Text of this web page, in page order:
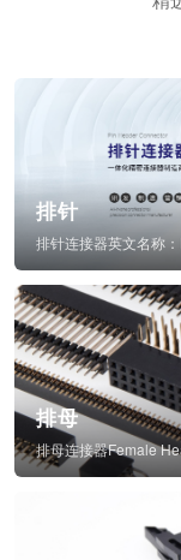
排针
排母